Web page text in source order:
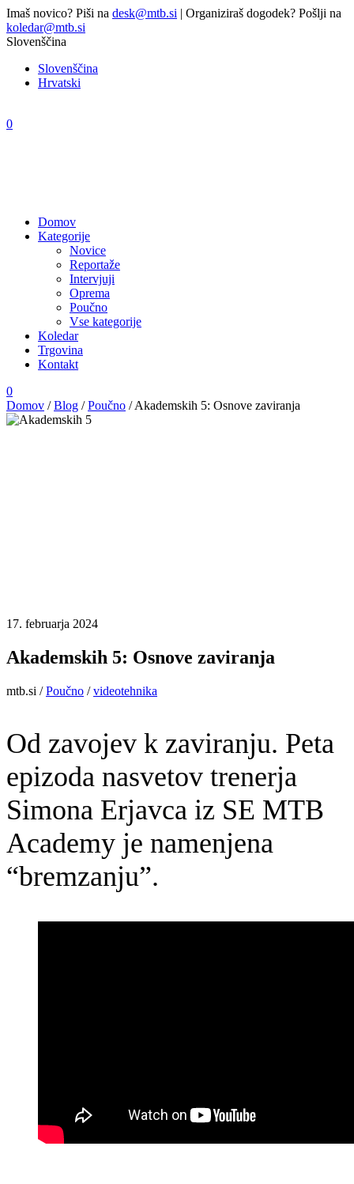
Imaš novico? Piši na desk@mtb.si | Organiziraš dogodek? Pošlji na
koledar@mtb.si
Slovenščina
Slovenščina
Hrvatski
0
Domov
Kategorije
Novice
Reportaže
Intervjuji
Oprema
Poučno
Vse kategorije
Koledar
Trgovina
Kontakt
0
Domov /Blog /Poučno /Akademskih 5: Osnove zaviranja
17. februarja 2024
Akademskih 5: Osnove zaviranja
mtb.si / Poučno / videotehnika
Od zavojev k zaviranju. Peta
epizoda nasvetov trenerja
Simona Erjavca iz SE MTB
Academy je namenjena
“bremzanju”.